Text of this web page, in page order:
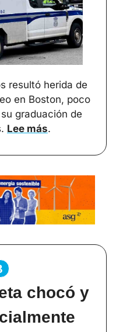
resultó herida de
en Boston, poco
graduación de
Lee más.
chocó y